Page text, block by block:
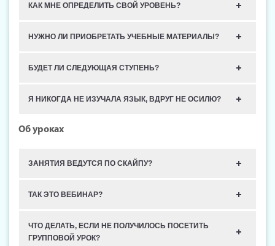
КАК МНЕ ОПРЕДЕЛИТЬ СВОЙ УРОВЕНЬ?
НУЖНО ЛИ ПРИОБРЕТАТЬ УЧЕБНЫЕ МАТЕРИАЛЫ?
БУДЕТ ЛИ СЛЕДУЮЩАЯ СТУПЕНЬ?
Я НИКОГДА НЕ ИЗУЧАЛА ЯЗЫК, ВДРУГ НЕ ОСИЛЮ?
Об уроках
ЗАНЯТИЯ ВЕДУТСЯ ПО СКАЙПУ?
ТАК ЭТО ВЕБИНАР?
ЧТО ДЕЛАТЬ, ЕСЛИ НЕ ПОЛУЧИЛОСЬ ПОСЕТИТЬ
ГРУППОВОЙ УРОК?